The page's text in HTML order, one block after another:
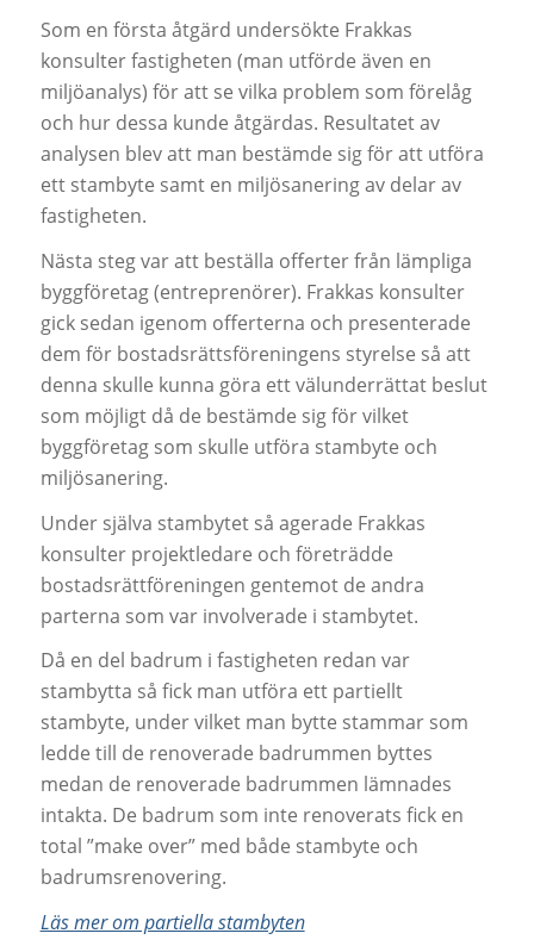
Som en första åtgärd undersökte Frakkas
konsulter fastigheten (man utförde även en
miljöanalys) för att se vilka problem som förelåg
och hur dessa kunde åtgärdas. Resultatet av
analysen blev att man bestämde sig för att utföra
ett stambyte samt en miljösanering av delar av
fastigheten.
Nästa steg var att beställa offerter från lämpliga
byggföretag (entreprenörer). Frakkas konsulter
gick sedan igenom offerterna och presenterade
dem för bostadsrättsföreningens styrelse så att
denna skulle kunna göra ett välunderrättat beslut
som möjligt då de bestämde sig för vilket
byggföretag som skulle utföra stambyte och
miljösanering.
Under själva stambytet så agerade Frakkas
konsulter projektledare och företrädde
bostadsrättföreningen gentemot de andra
parterna som var involverade i stambytet.
Då en del badrum i fastigheten redan var
stambytta så fick man utföra ett partiellt
stambyte, under vilket man bytte stammar som
ledde till de renoverade badrummen byttes
medan de renoverade badrummen lämnades
intakta. De badrum som inte renoverats fick en
total ”make over” med både stambyte och
badrumsrenovering.
Läs mer om partiella stambyten